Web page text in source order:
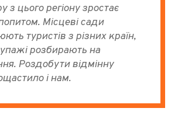
з цього регіону зростає
Місцеві сади
туристів з різних країн,
розбирають на
Роздобути відмінну
і нам.